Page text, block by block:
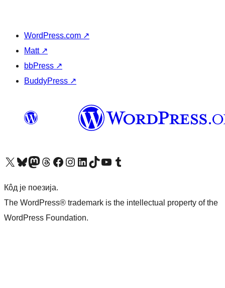
WordPress.com ↗
Matt ↗
bbPress ↗
BuddyPress ↗
Visit our X (formerly Twitter) account
Посетите наш Bluesky налог
Visit our Mastodon account
Посетите наш налог на Threads-у Visit our Facebook pageПосетите наш Инстаграм налог
Visit our LinkedIn account
Посетите наш TikTok налог
Visit our YouTube channel
Посетите наш Tumblr налог
Кôд је поезија.
The WordPress® trademark is the intellectual property of the
WordPress Foundation.